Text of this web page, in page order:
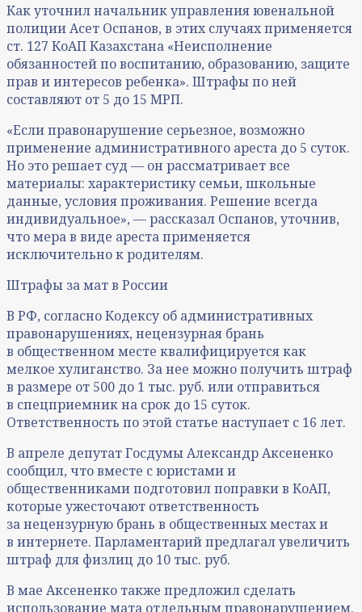
Как уточнил начальник управления ювенальной
полиции Асет Оспанов, в этих случаях применяется
ст. 127 КоАП Казахстана «Неисполнение
обязанностей по воспитанию, образованию, защите
прав и интересов ребенка». Штрафы по ней
составляют от 5 до 15 МРП.
«Если правонарушение серьезное, возможно
применение административного ареста до 5 суток.
Но это решает суд — он рассматривает все
материалы: характеристику семьи, школьные
данные, условия проживания. Решение всегда
индивидуальное», — рассказал Оспанов, уточнив,
что мера в виде ареста применяется
исключительно к родителям.
Штрафы за мат в России
В РФ, согласно Кодексу об административных
правонарушениях, нецензурная брань
в общественном месте квалифицируется как
мелкое хулиганство. За нее можно получить штраф
в размере от 500 до 1 тыс. руб. или отправиться
в спецприемник на срок до 15 суток.
Ответственность по этой статье наступает с 16 лет.
В апреле депутат Госдумы Александр Аксененко
сообщил, что вместе с юристами и
общественниками подготовил поправки в КоАП,
которые ужесточают ответственность
за нецензурную брань в общественных местах и
в интернете. Парламентарий предлагал увеличить
штраф для физлиц до 10 тыс. руб.
В мае Аксененко также предложил сделать
использование мата отдельным правонарушением.